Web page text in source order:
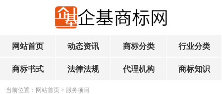
网站首页 动态资讯 商标分类 行业分类
商标书式 法律法规 代理机构 商标知识
当前位置： 网站首页 > 服务项目